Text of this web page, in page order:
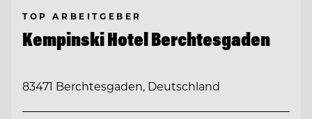
TOP ARBEITGEBER
Kempinski Hotel Berchtesgaden
83471 Berchtesgaden, Deutschland